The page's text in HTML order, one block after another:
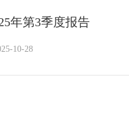
年第3季度报告
10-28